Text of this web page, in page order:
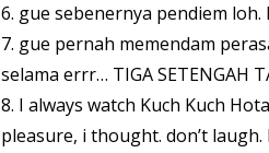
6. gue sebenernya pendiem loh.
7. gue pernah memendam
selama errr… TIGA SETENGAH
8. I always watch Kuch Kuch
pleasure, i thought. don’t laugh.